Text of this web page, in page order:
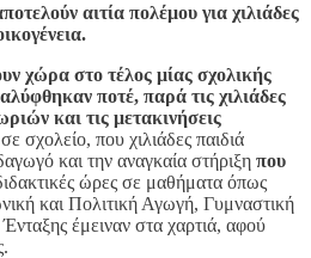
αιτία πολέμου για χιλιάδες
χώρα στο τέλος μίας σχολικής
ποτέ, παρά τις χιλιάδες
και τις μετακινήσεις
σχολείο, που χιλιάδες παιδιά
και την αναγκαία στήριξη που
ώρες σε μαθήματα όπως
και Πολιτική Αγωγή, Γυμναστική
έμειναν στα χαρτιά, αφού